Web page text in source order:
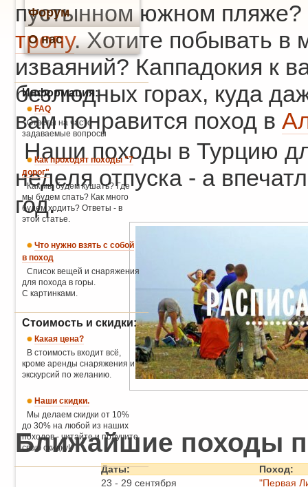
пустынном южном
тропу. Хотите побывать в
изваяний? Каппадокия к
безлюдных горах, куда
вам понравится поход в
Наши походы в Турцию
неделя отпуска - а
год.
Ближайшие походы
Даты:
Поход:
23 - 29 сентября
"Первая
Форум
О нас
Информация:
FAQ
Ответы на часто
задаваемые вопросы
Как проходят походы "7
дорог"
Как мы будем кушать? Где
мы будем спать? Как много
будем ходить? Ответы - в
этой статье.
Что нужно взять с собой
в поход
Список вещей и снаряжения
для похода в горы.
С картинками.
Стоимость и скидки:
Какая цена?
В стоимость входит всё,
кроме аренды снаряжения и
экскурсий по желанию.
Наши скидки.
Мы делаем скидки от 10%
до 30% на любой из наших
походов - читайте и получите
свою скидку!